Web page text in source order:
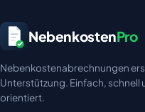
NebenkostenPro
Nebenkostenabrechnungen
Unterstützung. Einfach, schnell
orientiert.